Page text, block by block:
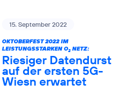
15. September 2022
OKTOBERFEST 2022 IM
LEISTUNGSSTARKEN O2NETZ:
Riesiger Datendurst
auf der ersten 5G-
Wiesn erwartet